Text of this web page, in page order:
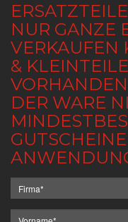
NUR GANZE
VERKAUFEN
&
DER WARE